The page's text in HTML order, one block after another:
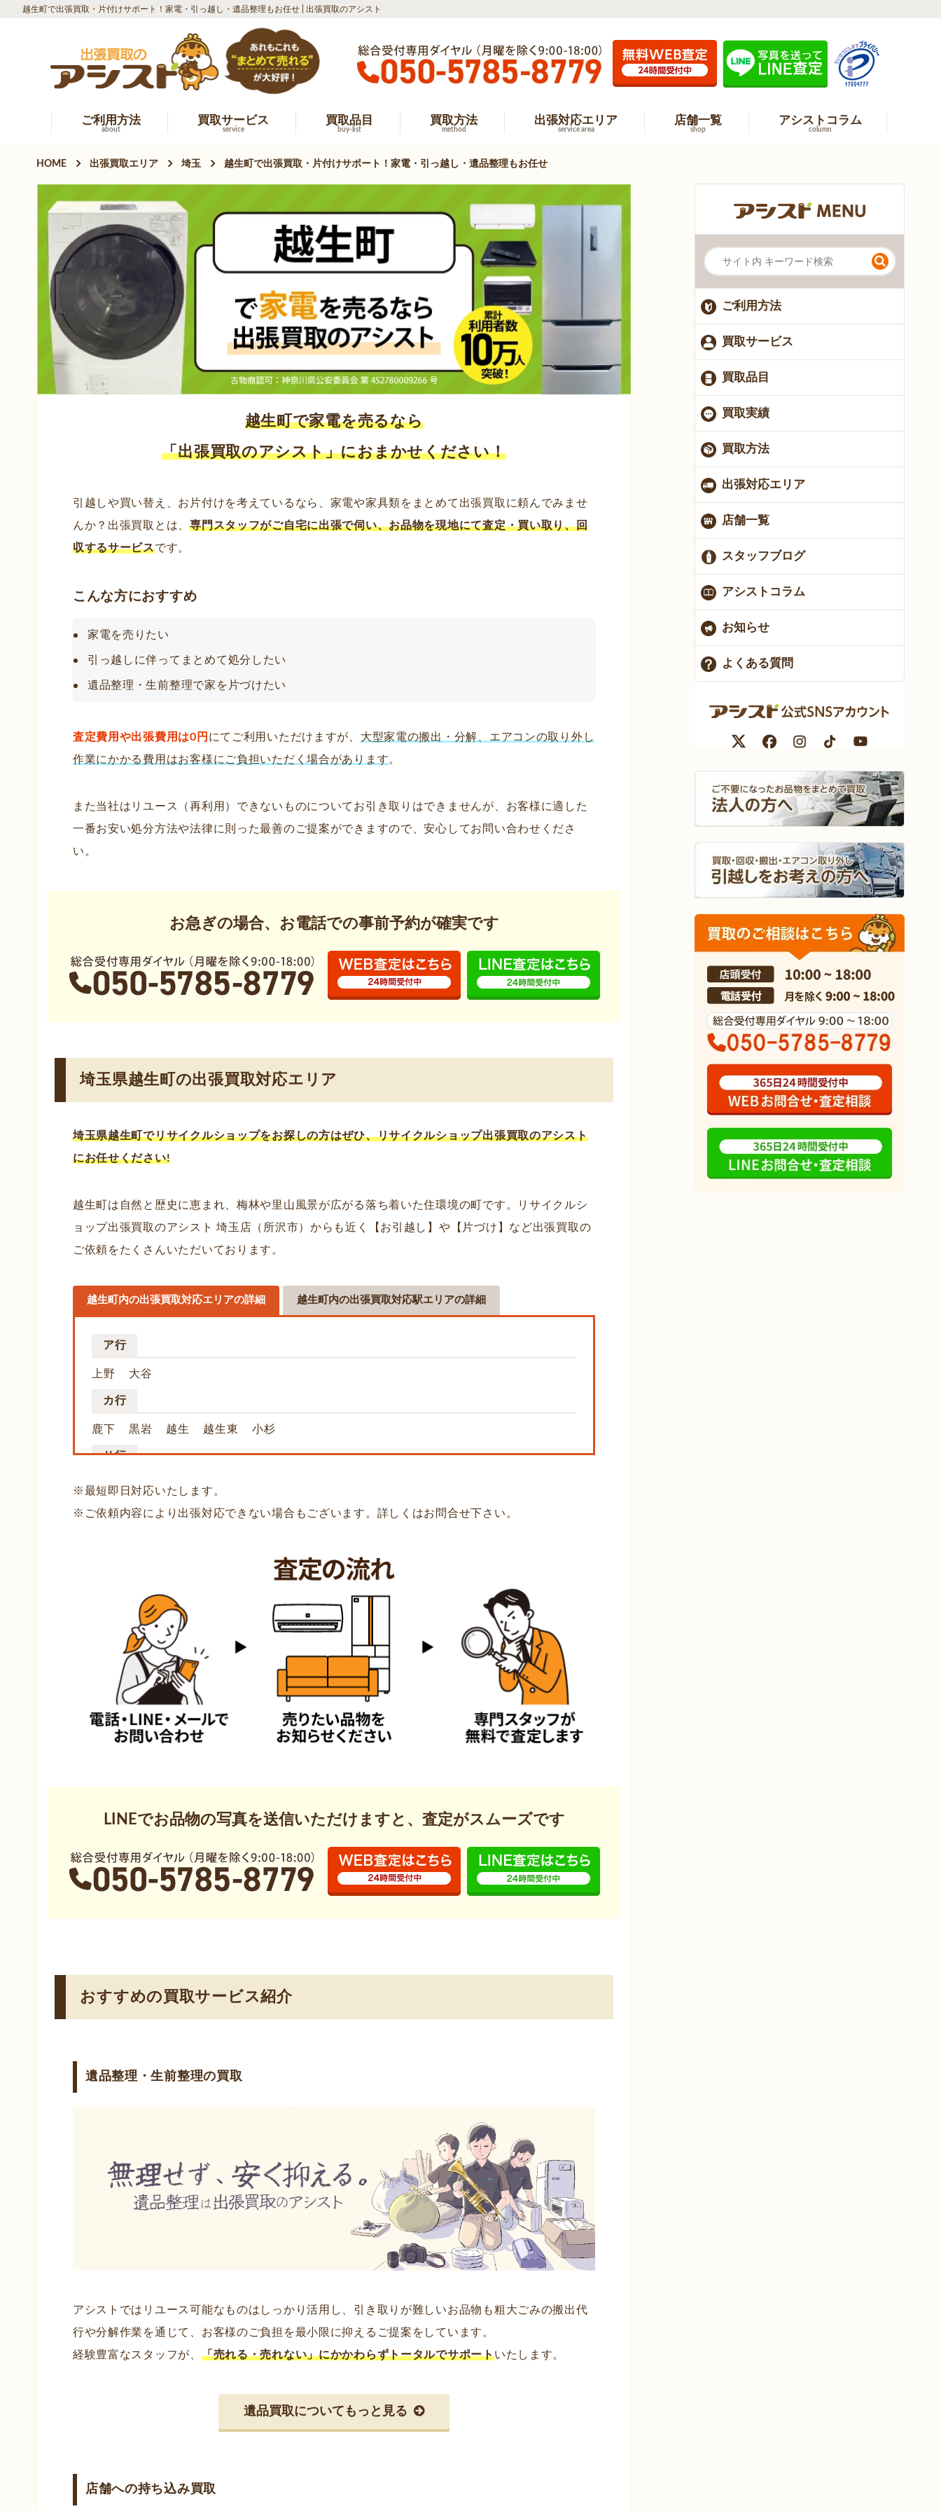
越生町で出張買取・片付けサポート！家電・引っ越し・遺品整理もお任せ | 出張買取のアシスト
ご利用方法
about
買取サービス
service
買取品目
buy-list
買取方法
method
出張対応エリア
service area
店舗一覧
shop
アシストコラム
column
HOME 出張買取エリア 埼玉 越生町で出張買取・片付けサポート！家電・引っ越し・遺品整理もお任せ
越生町で家電を売るなら
「出張買取のアシスト」におまかせください！
引越しや買い替え、お片付けを考えているなら、家電や家具類をまとめて出張買取に頼んでみませ
んか？出張買取とは、専門スタッフがご自宅に出張で伺い、お品物を現地にて査定・買い取り、回
収するサービスです。
こんな方におすすめ
家電を売りたい
引っ越しに伴ってまとめて処分したい
遺品整理・生前整理で家を片づけたい
査定費用や出張費用は0円 にてご利用いただけますが、 大型家電の搬出・分解、エアコンの取り外し
作業にかかる費用はお客様にご負担いただく場合があります。
また当社はリユース（再利用）できないものについてお引き取りはできませんが、お客様に適した
一番お安い処分方法や法律に則った最善のご提案ができますので、安心してお問い合わせくださ
い。
お急ぎの場合、お電話での事前予約が確実です
埼玉県越生町の出張買取対応エリア
埼玉県越生町でリサイクルショップをお探しの方はぜひ、リサイクルショップ出張買取のアシスト
にお任せください!
越生町は自然と歴史に恵まれ、梅林や里山風景が広がる落ち着いた住環境の町です。リサイクルシ
ョップ出張買取のアシスト 埼玉店（所沢市）からも近く【お引越し】や【片づけ】など出張買取の
ご依頼をたくさんいただいております。
越生町内の出張買取対応エリアの詳細 越生町内の出張買取対応駅エリアの詳細
ア行
上野 大谷
カ行
鹿下 黒岩 越生 越生東 小杉
サ行
西和田
タ行
西和田
マ行
※最短即日対応いたします。
※ご依頼内容により出張対応できない場合もございます。詳しくはお問合せ下さい。
LINEでお品物の写真を送信いただけますと、査定がスムーズです
おすすめの買取サービス紹介
遺品整理・生前整理の買取
アシストではリユース可能なものはしっかり活用し、引き取りが難しいお品物も粗大ごみの搬出代
行や分解作業を通じて、お客様のご負担を最小限に抑えるご提案をしています。
経験豊富なスタッフが、 「売れる・売れない」にかかわらずトータルでサポートいたします。
遺品買取についてもっと見る
店舗への持ち込み買取
ご利用方法
買取サービス
買取品目
買取実績
買取方法
出張対応エリア
店舗一覧
スタッフブログ
アシストコラム
お知らせ
よくある質問